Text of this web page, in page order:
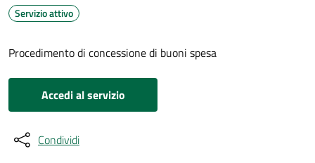
Servizio attivo
Procedimento di concessione di buoni spesa
Accedi al servizio
Condividi